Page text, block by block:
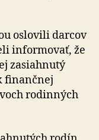
oslovili darcov
informovať, že
zasiahnutý
finančnej
rodinných